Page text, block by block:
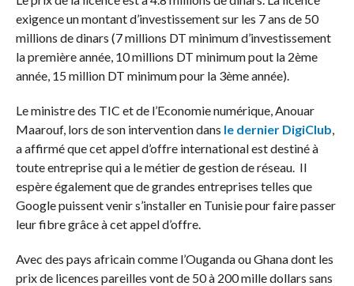
exigence un montant d’investissement sur les 7 ans de 50
millions de dinars (7 millions DT minimum d’investissement
la première année, 10 millions DT minimum pout la 2ème
année, 15 million DT minimum pour la 3ème année).
Le ministre des TIC et de l’Economie numérique, Anouar
Maarouf, lors de son intervention dans le dernier DigiClub
a affirmé que cet appel d’offre international est destiné à
toute entreprise qui a le métier de gestion de réseau. Il
espère également que de grandes entreprises telles que
Google puissent venir s’installer en Tunisie pour faire passer
leur fibre grâce à cet appel d’offre.
Avec des pays africain comme l’Ouganda ou Ghana dont les
prix de licences pareilles vont de 50 à 200 mille dollars sans